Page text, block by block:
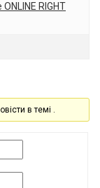
RIGHT
в темі .